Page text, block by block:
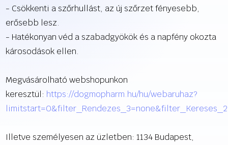
- Csökkenti a szőrhullást, az új szőrzet fényesebb,
erősebb lesz.
- Hatékonyan véd a szabadgyökök és a napfény okozta
károsodások ellen.
Megvásárolható webshopunkon
keresztül: https://dogmopharm.hu/hu/webaruhaz?
Illetve személyesen az üzletben: 1134 Budapest,